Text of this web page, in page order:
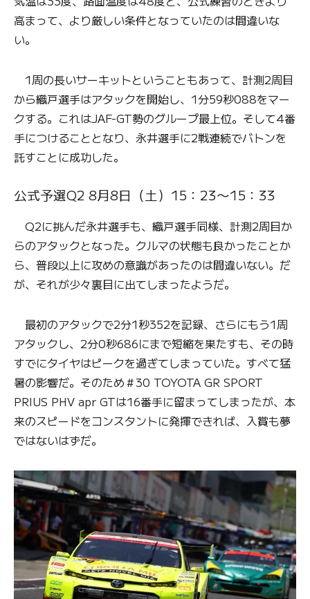
高まって、より厳しい条件となっていたのは間違いな
い。
1周の長いサーキットということもあって、計測2周目
から織戸選手はアタックを開始し、1分59秒088をマー
クする。これはJAF-GT勢のグループ最上位。そして4番
手につけることとなり、永井選手に2戦連続でバトンを
託すことに成功した。
公式予選Q2 8月8日（土）15：23〜15：33
Q2に挑んだ永井選手も、織戸選手同様、計測2周目か
らのアタックとなった。クルマの状態も良かったことか
ら、普段以上に攻めの意識があったのは間違いない。だ
が、それが少々裏目に出てしまったようだ。
最初のアタックで2分1秒352を記録、さらにもう1周
アタックし、2分0秒686にまで短縮を果たすも、その時
すでにタイヤはピークを過ぎてしまっていた。すべて猛
暑の影響だ。そのため＃30 TOYOTA GR SPORT
PRIUS PHV apr GTは16番手に留まってしまったが、本
来のスピードをコンスタントに発揮できれば、入賞も夢
ではないはずだ。